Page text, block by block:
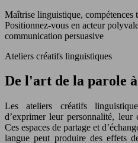
Maîtrise linguistique, compétences
Positionnez-vous en acteur
communication persuasive
Ateliers créatifs linguistiques
De l'art de la parole
Les ateliers créatifs
d’exprimer leur personnalité,
Ces espaces de partage et
langue peut produire des effets